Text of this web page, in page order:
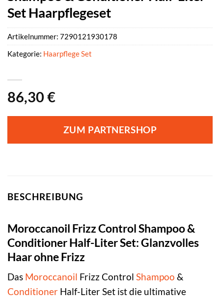
Set Haarpflegeset
86,30 €
ZUM PARTNERSHOP
Artikelnummer: 7290121930178
Kategorie: Haarpflege Set
BESCHREIBUNG
Moroccanoil Frizz Control Shampoo &
Conditioner Half-Liter Set: Glanzvolles
Haar ohne Frizz
Das Moroccanoil Frizz Control Shampoo &
Conditioner Half-Liter Set ist die ultimative